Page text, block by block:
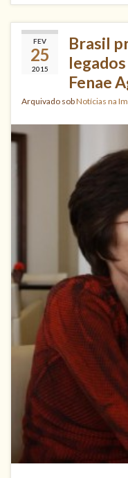
FEV
25
2015
Brasil
Fenae
Arquivado sobNotícias na